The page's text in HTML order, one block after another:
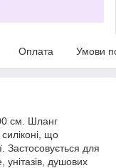
Оплата Умови
см. Шланг
що
Застосовується для
унітазів, душових